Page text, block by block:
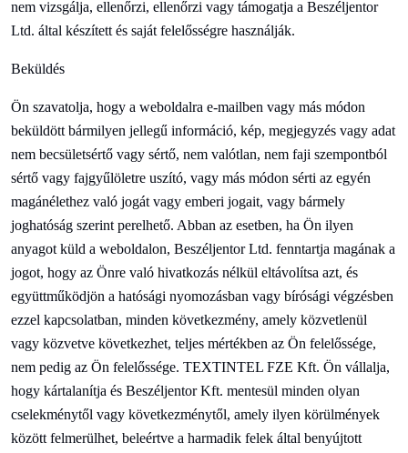
nem vizsgálja, ellenőrzi, ellenőrzi vagy támogatja a Beszéljentor
Ltd. által készített és saját felelősségre használják.
Beküldés
Ön szavatolja, hogy a weboldalra e-mailben vagy más módon
beküldött bármilyen jellegű információ, kép, megjegyzés vagy adat
nem becsületsértő vagy sértő, nem valótlan, nem faji szempontból
sértő vagy fajgyűlöletre uszító, vagy más módon sérti az egyén
magánélethez való jogát vagy emberi jogait, vagy bármely
joghatóság szerint perelhető. Abban az esetben, ha Ön ilyen
anyagot küld a weboldalon, Beszéljentor Ltd. fenntartja magának a
jogot, hogy az Önre való hivatkozás nélkül eltávolítsa azt, és
együttműködjön a hatósági nyomozásban vagy bírósági végzésben
ezzel kapcsolatban, minden következmény, amely közvetlenül
vagy közvetve következhet, teljes mértékben az Ön felelőssége,
nem pedig az Ön felelőssége. TEXTINTEL FZE Kft. Ön vállalja,
hogy kártalanítja és Beszéljentor Kft. mentesül minden olyan
cselekménytől vagy következménytől, amely ilyen körülmények
között felmerülhet, beleértve a harmadik felek által benyújtott